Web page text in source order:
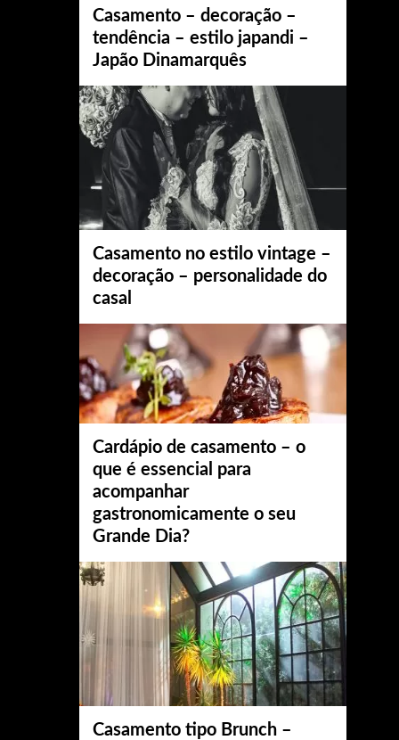
Casamento – decoração –
tendência – estilo japandi –
Japão Dinamarquês
Casamento no estilo vintage –
decoração – personalidade do
casal
Cardápio de casamento – o
que é essencial para
acompanhar
gastronomicamente o seu
Grande Dia?
Casamento tipo Brunch –